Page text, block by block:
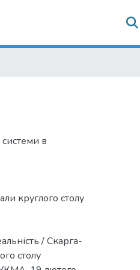
в
круглого столу
/ Скарга-
столу